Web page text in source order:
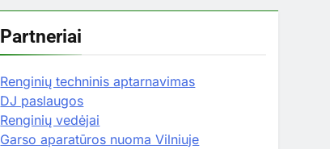
Partneriai
Renginių techninis aptarnavimas
DJ paslaugos
Renginių vedėjai
Garso aparatūros nuoma Vilniuje